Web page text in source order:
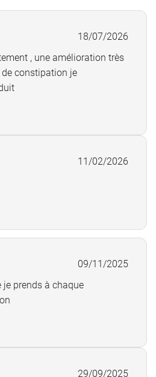
18/07/2026
, une amélioration très
constipation je
11/02/2026
09/11/2025
prends à chaque
29/09/2025